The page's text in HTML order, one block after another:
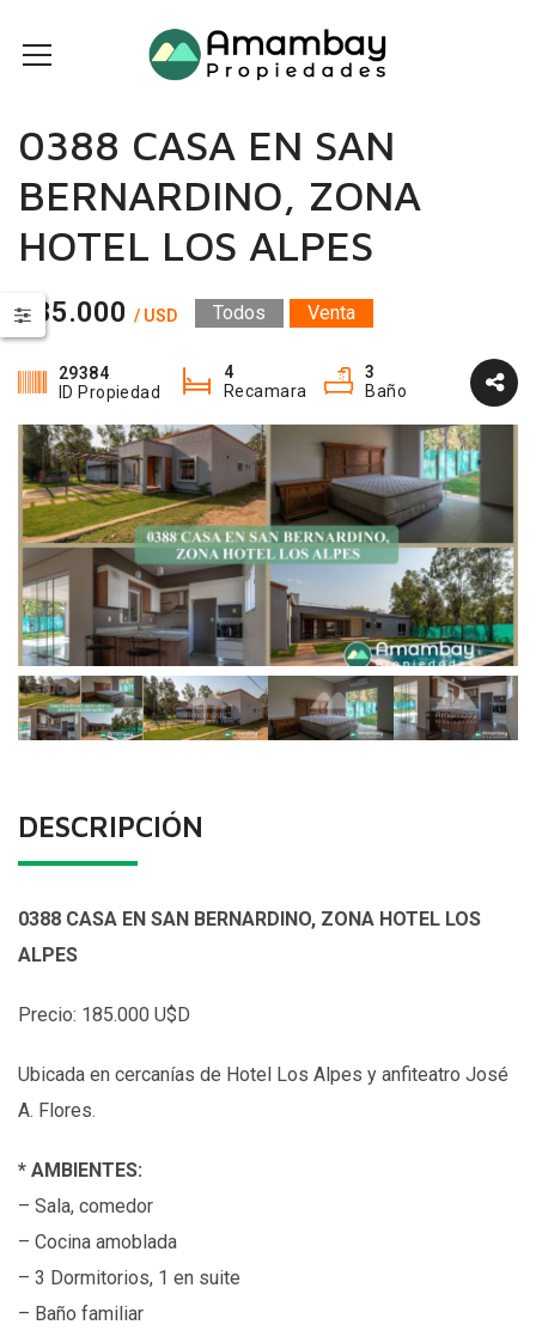
0388 CASA EN SAN
BERNARDINO, ZONA
HOTEL LOS ALPES
185.000 / USD Todos Venta
29384
ID Propiedad
4
Recamara
3
Baño
DESCRIPCIÓN
0388 CASA EN SAN BERNARDINO, ZONA HOTEL LOS
ALPES
Precio: 185.000 U$D
Ubicada en cercanías de Hotel Los Alpes y anfiteatro José
A. Flores.
* AMBIENTES:
– Sala, comedor
– Cocina amoblada
– 3 Dormitorios, 1 en suite
– Baño familiar